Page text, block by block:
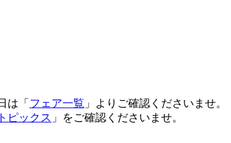
は「 フェア一覧 」よりご確認くださいませ。
トピックス 」をご確認くださいませ。